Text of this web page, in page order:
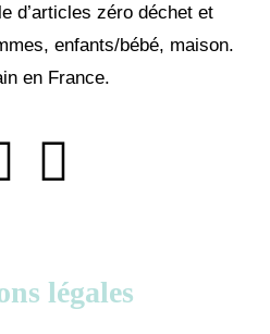
d’articles zéro déchet et
enfants/bébé, maison.
en France.
légales